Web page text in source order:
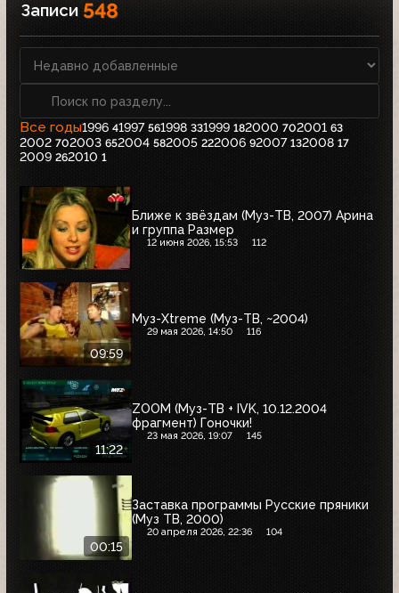
Записи 548
Все годы1996 41997 561998 331999 182000 702001 63
2002 702003 652004 582005 222006 92007 132008 17
2009 262010 1
Ближе к звёздам (Муз-ТВ, 2007) Арина
и группа Размер
12 июня 2026, 15:53 112
09:59
Муз-Xtreme (Муз-ТВ, ~2004)
29 мая 2026, 14:50 116
11:22
ZOOM (Муз-ТВ + IVK, 10.12.2004
фрагмент) Гоночки!
23 мая 2026, 19:07 145
00:15
Заставка программы Русские пряники
(Муз ТВ, 2000)
20 апреля 2026, 22:36 104